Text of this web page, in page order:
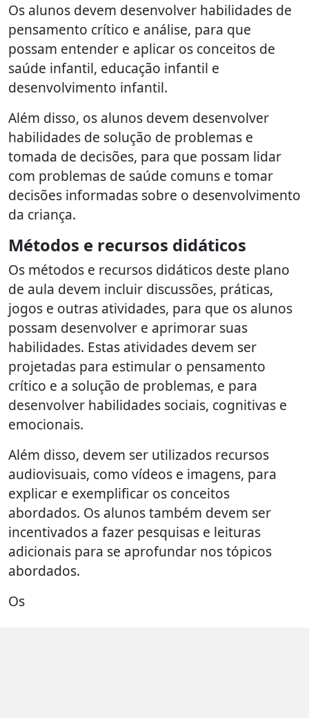
Os alunos devem desenvolver habilidades de
pensamento crítico e análise, para que
possam entender e aplicar os conceitos de
saúde infantil, educação infantil e
desenvolvimento infantil.
Além disso, os alunos devem desenvolver
habilidades de solução de problemas e
tomada de decisões, para que possam lidar
com problemas de saúde comuns e tomar
decisões informadas sobre o desenvolvimento
da criança.
Métodos e recursos didáticos
Os métodos e recursos didáticos deste plano
de aula devem incluir discussões, práticas,
jogos e outras atividades, para que os alunos
possam desenvolver e aprimorar suas
habilidades. Estas atividades devem ser
projetadas para estimular o pensamento
crítico e a solução de problemas, e para
desenvolver habilidades sociais, cognitivas e
emocionais.
Além disso, devem ser utilizados recursos
audiovisuais, como vídeos e imagens, para
explicar e exemplificar os conceitos
abordados. Os alunos também devem ser
incentivados a fazer pesquisas e leituras
adicionais para se aprofundar nos tópicos
abordados.
Os